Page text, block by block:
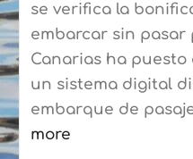
Botes
consolidan
su
curso
de
verano
se verifica la
embarcar sin pasar
Canarias ha puesto
un sistema digital
embarque de
more